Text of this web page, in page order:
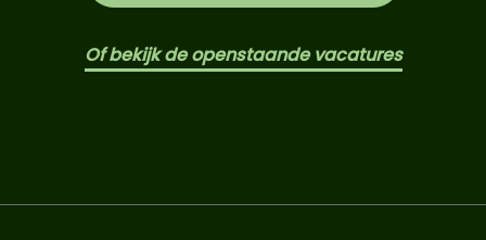
Of bekijk de openstaande vacatures